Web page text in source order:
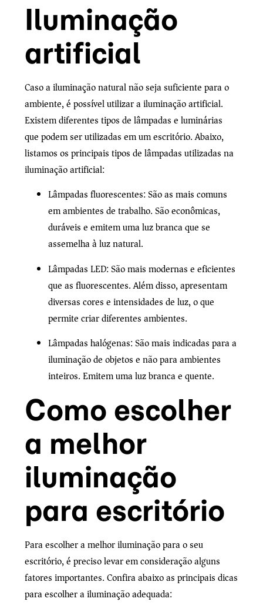
Iluminação
artificial
Caso a iluminação natural não seja suficiente para o
ambiente, é possível utilizar a iluminação artificial.
Existem diferentes tipos de lâmpadas e luminárias
que podem ser utilizadas em um escritório. Abaixo,
listamos os principais tipos de lâmpadas utilizadas na
iluminação artificial:
Lâmpadas fluorescentes: São as mais comuns
em ambientes de trabalho. São econômicas,
duráveis e emitem uma luz branca que se
assemelha à luz natural.
Lâmpadas LED: São mais modernas e eficientes
que as fluorescentes. Além disso, apresentam
diversas cores e intensidades de luz, o que
permite criar diferentes ambientes.
Lâmpadas halógenas: São mais indicadas para a
iluminação de objetos e não para ambientes
inteiros. Emitem uma luz branca e quente.
Como escolher
a melhor
iluminação
para escritório
Para escolher a melhor iluminação para o seu
escritório, é preciso levar em consideração alguns
fatores importantes. Confira abaixo as principais dicas
para escolher a iluminação adequada: